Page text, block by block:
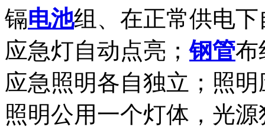
镉电池组、在正常供电
应急灯自动点亮；钢管布
应急照明各自独立；照
照明公用一个灯体，光